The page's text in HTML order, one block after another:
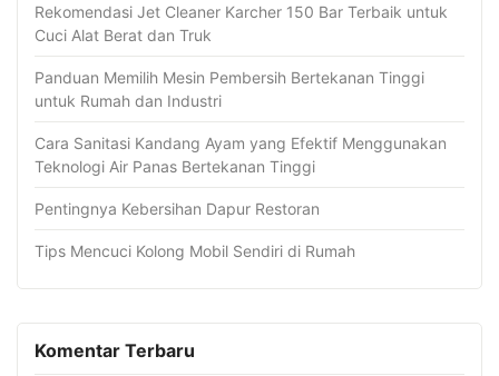
Rekomendasi Jet Cleaner Karcher 150 Bar Terbaik untuk
Cuci Alat Berat dan Truk
Panduan Memilih Mesin Pembersih Bertekanan Tinggi
untuk Rumah dan Industri
Cara Sanitasi Kandang Ayam yang Efektif Menggunakan
Teknologi Air Panas Bertekanan Tinggi
Pentingnya Kebersihan Dapur Restoran
Tips Mencuci Kolong Mobil Sendiri di Rumah
Komentar Terbaru